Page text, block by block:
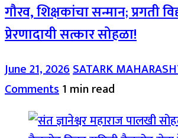
गौरव, शिक्षकांचा सन्मान; प्रगती
प्रेरणादायी सत्कार सोहळा!
June 21, 2026SATARK
Comments1 min read